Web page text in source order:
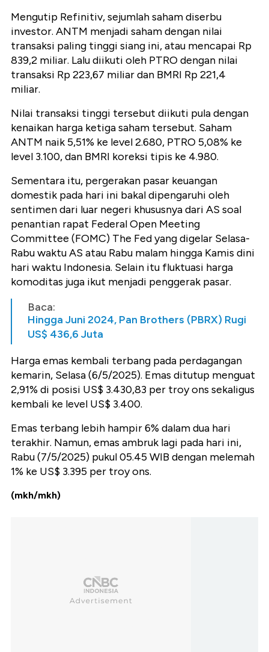
Mengutip Refinitiv, sejumlah saham diserbu
investor. ANTM menjadi saham dengan nilai
transaksi paling tinggi siang ini, atau mencapai Rp
839,2 miliar. Lalu diikuti oleh PTRO dengan nilai
transaksi Rp 223,67 miliar dan BMRI Rp 221,4
miliar.
Nilai transaksi tinggi tersebut diikuti pula dengan
kenaikan harga ketiga saham tersebut. Saham
ANTM naik 5,51% ke level 2.680, PTRO 5,08% ke
level 3.100, dan BMRI koreksi tipis ke 4.980.
Sementara itu, pergerakan pasar keuangan
domestik pada hari ini bakal dipengaruhi oleh
sentimen dari luar negeri khususnya dari AS soal
penantian rapat Federal Open Meeting
Committee (FOMC) The Fed yang digelar Selasa-
Rabu waktu AS atau Rabu malam hingga Kamis dini
hari waktu Indonesia. Selain itu fluktuasi harga
komoditas juga ikut menjadi penggerak pasar.
Baca:
Hingga Juni 2024, Pan Brothers (PBRX) Rugi
US$ 436,6 Juta
Harga emas kembali terbang pada perdagangan
kemarin, Selasa (6/5/2025). Emas ditutup menguat
2,91% di posisi US$ 3.430,83 per troy ons sekaligus
kembali ke level US$ 3.400.
Emas terbang lebih hampir 6% dalam dua hari
terakhir. Namun, emas ambruk lagi pada hari ini,
Rabu (7/5/2025) pukul 05.45 WIB dengan melemah
1% ke US$ 3.395 per troy ons.
(mkh/mkh)